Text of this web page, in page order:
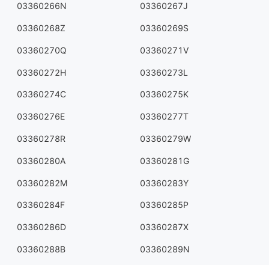
03360266N 03360267J
03360268Z 03360269S
03360270Q 03360271V
03360272H 03360273L
03360274C 03360275K
03360276E 03360277T
03360278R 03360279W
03360280A 03360281G
03360282M 03360283Y
03360284F 03360285P
03360286D 03360287X
03360288B 03360289N